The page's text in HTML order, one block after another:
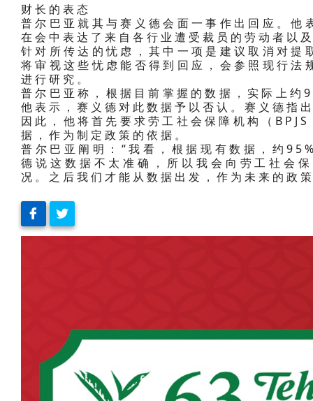
财长的表态
普尔巴亚就其与赛义德会面一事作出回应。
在会中表达了来自各行业遭受裁员的劳动者以
针对所传达的忧虑，其中一项是建议取消对
将审视这些忧虑能否得到回应，会参照现行
进行研究。
普尔巴亚称，根据目前掌握的数据，实际上
他表示，赛义德对此数据予以否认。赛义德指
因此，他将首先要求劳工社会保障机构（
据，作为制定政策的依据。
普尔巴亚阐明：“我看，根据现有数据，约
德说这数据不太准确，所以我会向劳工社会
况。之后我们才能从数据出发，作为未来的政